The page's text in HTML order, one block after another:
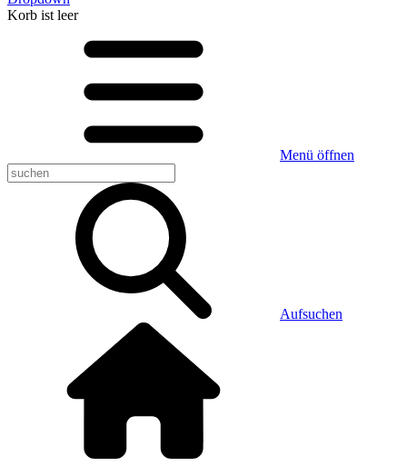
Korb ist leer
Menü öffnen
Aufsuchen